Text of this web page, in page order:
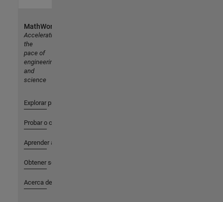
MathWorks
Accelerating
the
pace of
engineering
and
science
Explorar productos
Probar o comprar
Aprender a utilizar
Obtener soporte
Acerca de MathWorks